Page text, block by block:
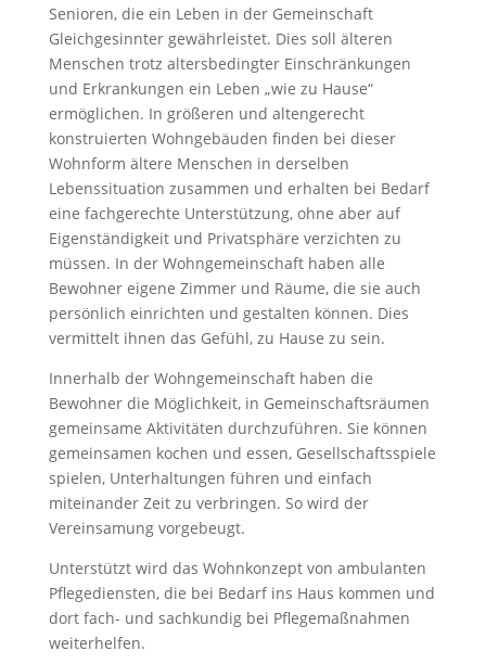
Senioren, die ein Leben in der Gemeinschaft
Gleichgesinnter gewährleistet. Dies soll älteren
Menschen trotz altersbedingter Einschränkungen
und Erkrankungen ein Leben „wie zu Hause“
ermöglichen. In größeren und altengerecht
konstruierten Wohngebäuden finden bei dieser
Wohnform ältere Menschen in derselben
Lebenssituation zusammen und erhalten bei Bedarf
eine fachgerechte Unterstützung, ohne aber auf
Eigenständigkeit und Privatsphäre verzichten zu
müssen. In der Wohngemeinschaft haben alle
Bewohner eigene Zimmer und Räume, die sie auch
persönlich einrichten und gestalten können. Dies
vermittelt ihnen das Gefühl, zu Hause zu sein.
Innerhalb der Wohngemeinschaft haben die
Bewohner die Möglichkeit, in Gemeinschaftsräumen
gemeinsame Aktivitäten durchzuführen. Sie können
gemeinsamen kochen und essen, Gesellschaftsspiele
spielen, Unterhaltungen führen und einfach
miteinander Zeit zu verbringen. So wird der
Vereinsamung vorgebeugt.
Unterstützt wird das Wohnkonzept von ambulanten
Pflegediensten, die bei Bedarf ins Haus kommen und
dort fach- und sachkundig bei Pflegemaßnahmen
weiterhelfen.